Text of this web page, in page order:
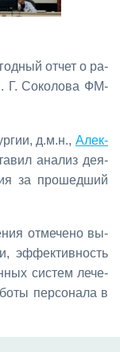
от­чет о ра­
Г. Со­ко­ло­ва ФМ­
д.м.н., Алек­
ана­лиз де­я­
за про­шед­ший
от­ме­че­но вы­
эф­фек­тив­ность
си­стем ле­че­
пер­со­на­ла в